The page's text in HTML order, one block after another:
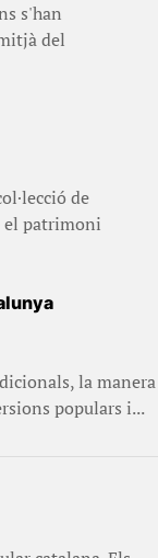
s'han
del
de
el patrimoni
la manera
populars i...